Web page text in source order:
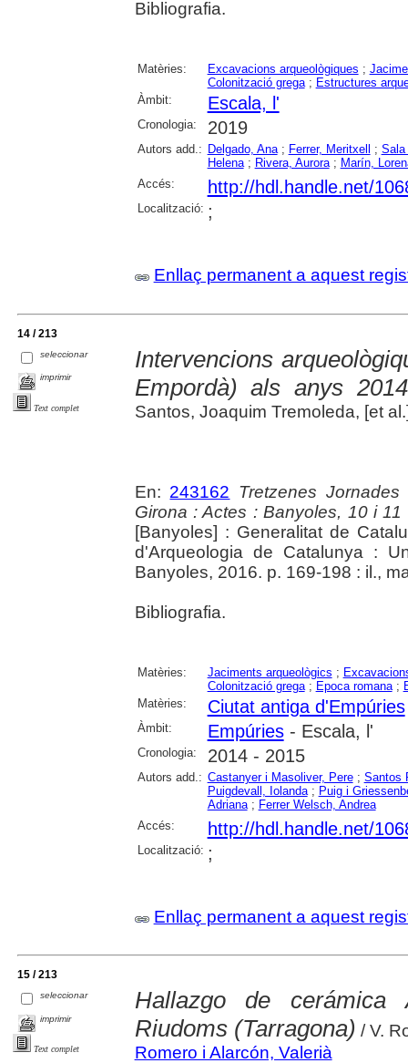
Bibliografia.
Matèries: Excavacions arqueològiques ;
Colonització grega; Estructures
Àmbit:
Escala, l'
Cronologia: 2019
Autors add.: Delgado, Ana; Ferrer, Meritxell ; Sala
Helena; Rivera, Aurora; Marín,
Accés:
http://hdl.handle.net/
Localització: ;
Enllaç permanent a aquest
14 / 213
seleccionar
imprimir
Text complet
Intervencions
Empordà) als anys
Santos, Joaquim Tremoleda, [et
En: 243162 Tretzenes
Girona : Actes : Banyoles, 10 i
[Banyoles] : Generalitat de
d'Arqueologia de Catalunya :
Banyoles, 2016. p. 169-198 : il.,
Bibliografia.
Matèries: Jaciments arqueològics ;
Colonització grega; Epoca romana;
Matèries:
Ciutat antiga d'Empúries
Àmbit: Empúries- Escala, l'
Cronologia: 2014 - 2015
Autors add.: Castanyer i Masoliver, Pere; Santos
Puigdevall, Iolanda; Puig i
Adriana; Ferrer Welsch, Andrea
Accés:
http://hdl.handle.net/
Localització: ;
Enllaç permanent a aquest
15 / 213
seleccionar
imprimir
Text complet
Hallazgo de
Riudoms (Tarragona) / V.
Romero i Alarcón, Valerià